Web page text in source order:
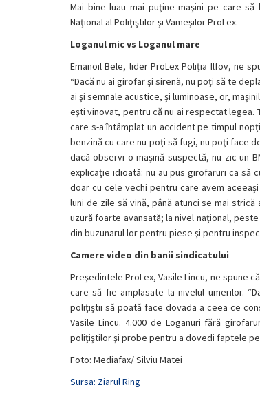
Mai bine luau mai puţine maşini pe care
Naţional al Poliţiştilor şi Vameşilor ProLex.
Loganul mic vs Loganul mare
Emanoil Bele, lider ProLex Poliţia Ilfov, ne
“Dacă nu ai girofar şi sirenă, nu poţi să te
ai şi semnale acustice, şi luminoase, or,
eşti vinovat, pentru că nu ai respectat
care s-a întâmplat un accident pe timpul
benzină cu care nu poţi să fugi, nu poţi face
dacă observi o maşină suspectă, nu zic un
explicaţie idioată: nu au pus girofaruri ca să
doar cu cele vechi pentru care avem
luni de zile să vină, până atunci se mai
uzură foarte avansată; la nivel naţional,
din buzunarul lor pentru piese şi pentru
Camere video din banii sindicatului
Preşedintele ProLex, Vasile Lincu, ne spune
care să fie amplasate la nivelul umerilor.
polițiștii să poată face dovada a ceea ce
Vasile Lincu. 4.000 de Loganuri fără
poliţiştilor şi probe pentru a dovedi faptele
Foto: Mediafax/ Silviu Matei
Sursa: Ziarul Ring